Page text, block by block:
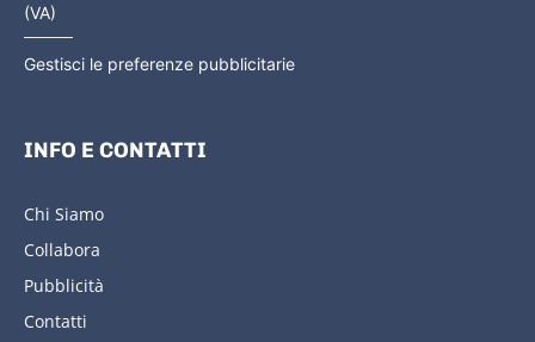
(VA)
Gestisci le preferenze pubblicitarie
INFO E CONTATTI
Chi Siamo
Collabora
Pubblicità
Contatti